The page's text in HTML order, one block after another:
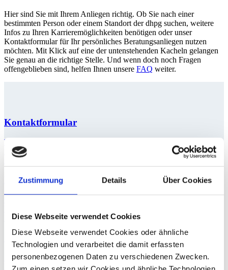
Zustimmung Details Über Cookies
Diese Webseite verwendet Cookies
Diese Webseite verwendet Cookies oder ähnliche
Technologien und verarbeitet die damit erfassten
personenbezogenen Daten zu verschiedenen Zwecken.
Hier sind Sie mit Ihrem Anliegen richtig. Ob Sie nach einer
bestimmten Person oder einem Standort der dhpg suchen, weitere
Infos zu Ihren Karrieremöglichkeiten benötigen oder unser
Kontaktformular für Ihr persönliches Beratungsanliegen nutzen
möchten. Mit Klick auf eine der untenstehenden Kacheln gelangen
Sie genau an die richtige Stelle. Und wenn doch noch Fragen
offengeblieben sind, helfen Ihnen unsere FAQ weiter.
Kontaktformular
Wenn Sie Wünsche oder Fragen zu unserem Angebot haben, füllen
Sie einfach unser Kontaktformular aus und senden Sie uns Ihre
Anfrage. Sie erhalten kurzfristig eine Antwort von uns.
Karriere
Ihre Bewerbung über unseren Karriere-Bereich.
Standorte
Sie möchten wissen, welcher unserer Standorte sich bei Ihnen in der
Nähe befindet? Dann hilft Ihnen unsere Standortübersicht weiter.